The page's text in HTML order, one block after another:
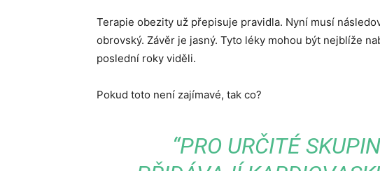
Terapie obezity už přepisuje pravidla. Nyní musí
obrovský. Závěr je jasný. Tyto léky mohou být nejblíže
poslední roky viděli.
Pokud toto není zajímavé, tak co?
“PRO URČITÉ